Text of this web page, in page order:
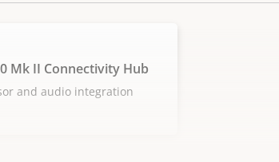
Mk II Connectivity Hub
and audio integration